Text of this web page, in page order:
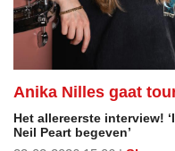
Anika Nilles gaat
Het allereerste interview!
Neil Peart begeven’